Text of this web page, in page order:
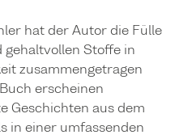
hat der Autor die Fülle
Stoffe in
zusammengetragen
erscheinen
Geschichten aus dem
in einer umfassenden